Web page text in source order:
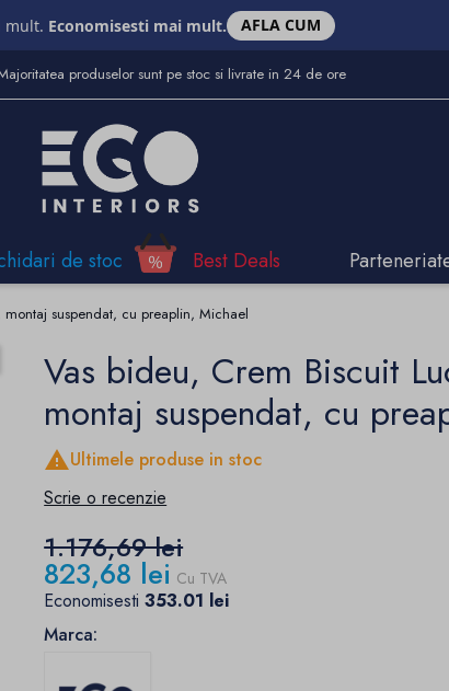
mult. Economisesti mai mult. AFLA CUM
produselor sunt pe stoc si livrate in 24 de ore
de stoc Best Deals
suspendat, cu preaplin, Michael
Vas bideu, Crem Biscuit
montaj suspendat, cu
Ultimele produse in stoc
Scrie o recenzie
1.176,69 lei
823,68 lei Cu TVA
Economisesti 353.01 lei
Marca: